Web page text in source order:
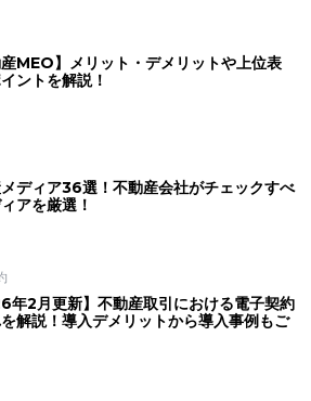
産MEO】メリット・デメリットや上位表
ントを解説！
ディア36選！不動産会社がチェックすべ
アを厳選！
年2月更新】不動産取引における電子契約
解説！導入デメリットから導入事例もご